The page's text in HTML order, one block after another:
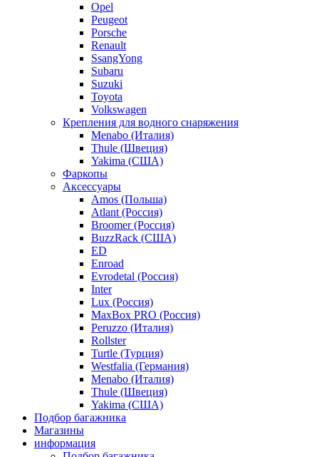
Opel
Peugeot
Porsche
Renault
SsangYong
Subaru
Suzuki
Toyota
Volkswagen
Крепления для водного снаряжения
Menabo (Италия)
Thule (Швеция)
Yakima (США)
Фаркопы
Аксессуары
Amos (Польша)
Atlant (Россия)
Broomer (Россия)
BuzzRack (США)
ED
Enroad
Evrodetal (Россия)
Inter
Lux (Россия)
MaxBox PRO (Россия)
Peruzzo (Италия)
Rollster
Turtle (Турция)
Westfalia (Германия)
Menabo (Италия)
Thule (Швеция)
Yakima (США)
Подбор багажника
Магазины
информация